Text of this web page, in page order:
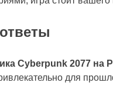
Cyberpunk 2077 на
для